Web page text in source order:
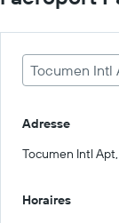
Tocumen Intl
Adresse
Tocumen Intl
Horaires